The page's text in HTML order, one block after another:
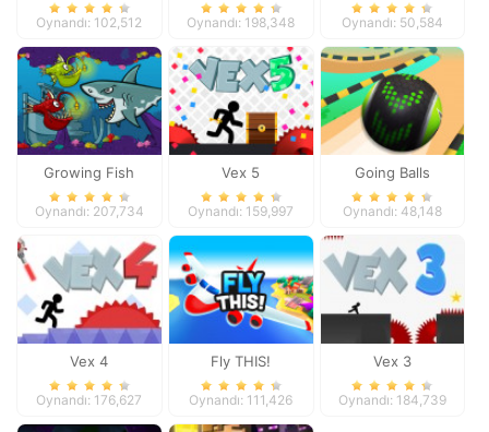
Panic
Oynandı: 102,512 Oynandı: 198,348
Clearing trash and
Oynandı: 50,584
Growing Fish
Oynandı: 207,734
Vex 5
Oynandı: 159,997
Going Balls
Adventure 2
Oynandı: 48,148
Vex 4
Oynandı: 176,627
Fly THIS!
Oynandı: 111,426
Vex 3
Oynandı: 184,739